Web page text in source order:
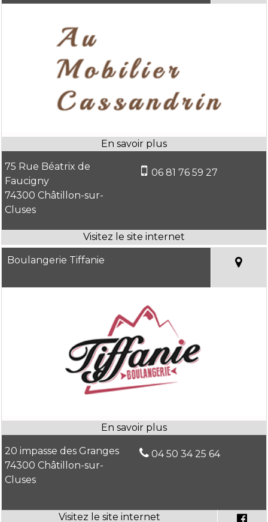
75 Rue Béatrix de
Faucigny
74300 Châtillon-sur-
Cluses
06 81 76 59 27
Boulangerie Tiffanie
20 impasse des Granges
74300 Châtillon-sur-
Cluses
04 50 34 25 64